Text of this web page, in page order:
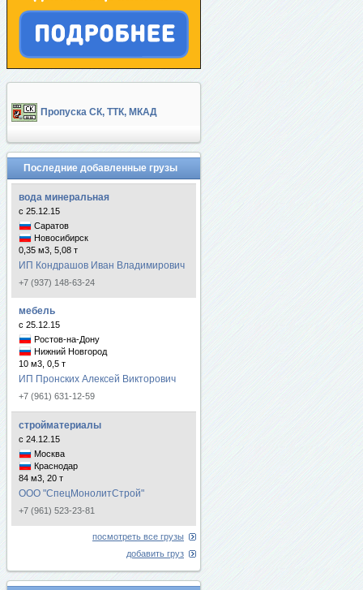
Пропуска СК, ТТК, МКАД
Последние добавленные грузы
вода минеральная
с 25.12.15
Саратов
Новосибирск
0,35 м3, 5,08 т
ИП Кондрашов Иван Владимирович
+7 (937) 148-63-24
мебель
с 25.12.15
Ростов-на-Дону
Нижний Новгород
10 м3, 0,5 т
ИП Пронских Алексей Викторович
+7 (961) 631-12-59
стройматериалы
с 24.12.15
Москва
Краснодар
84 м3, 20 т
ООО "СпецМонолитСтрой"
+7 (961) 523-23-81
посмотреть все грузы
добавить груз